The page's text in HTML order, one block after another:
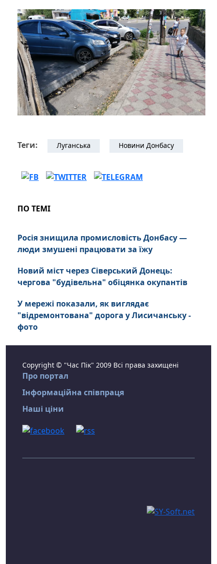
Теги: Луганська Новини Донбасу
ПО ТЕМІ
Росія знищила промисловість Донбасу —
люди змушені працювати за їжу
Новий міст через Сіверський Донець:
чергова "будівельна" обіцянка окупантів
У мережі показали, як виглядає
"відремонтована" дорога у Лисичанську -
фото
Copyright © "Час Пік" 2009 Всі права захищені
Про портал
Інформаційна співпраця
Наші ціни